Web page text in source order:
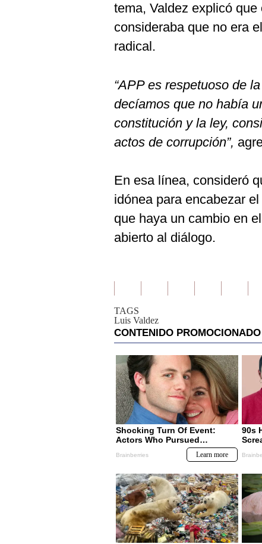
tema, Valdez explicó
consideraba que no era
radical.
“APP es respetuoso de
decíamos que no había
constitución y la ley,
actos de corrupción”,
En esa línea, consideró
idónea para encabezar
que haya un cambio en
abierto al diálogo.
TAGS
Luis Valdez